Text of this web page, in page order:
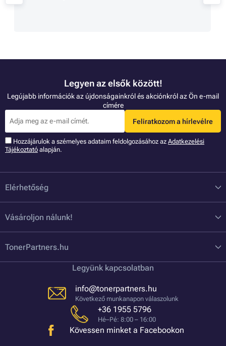
Legyen az elsők között!
Legújabb információk az újdonságainkról és akciónkról az Ön e-mail
címére
Feliratkozom a hírlevélre
Hozzájárulok a szémelyes adataim feldolgozásához az Adatkezelési
Tájékoztató alapján.
Elérhetőség
Vásároljon nálunk!
TonerPartners.hu
Legyünk kapcsolatban
info@tonerpartners.hu
Következő munkanapon válaszolunk
+36 1955 5796
Hé–Pé: 8:00 – 16:00
Kövessen minket a Facebookon